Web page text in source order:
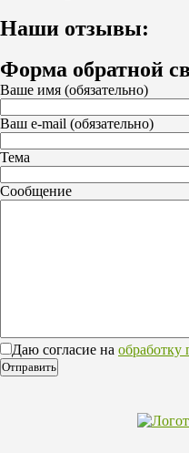
Наши отзывы:
Форма обратной
Ваше имя (обязательно)
Ваш e-mail (обязательно)
Тема
Сообщение
Даю согласие на обработку